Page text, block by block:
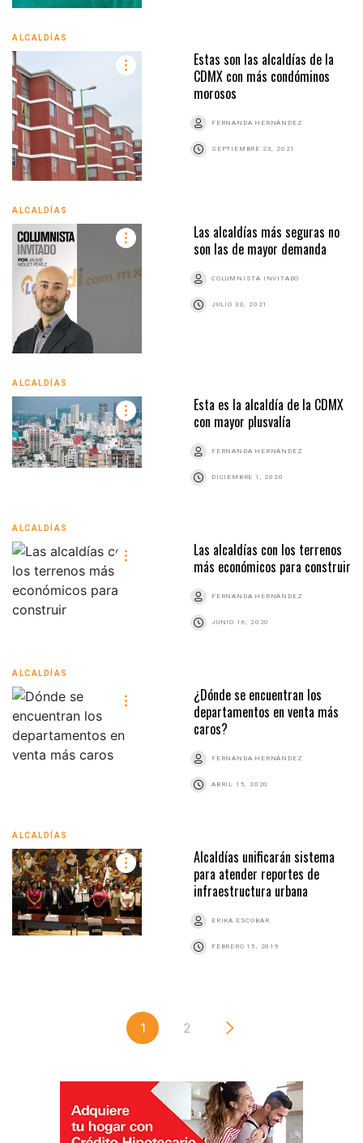
ALCALDÍAS
Estas son las alcaldías de la
CDMX con más condóminos
morosos
FERNANDA HERNÁNDEZ
SEPTIEMBRE 23, 2021
ALCALDÍAS
Las alcaldías más seguras no
son las de mayor demanda
COLUMNISTA INVITADO
JULIO 30, 2021
ALCALDÍAS
Esta es la alcaldía de la CDMX
con mayor plusvalía
FERNANDA HERNÁNDEZ
DICIEMBRE 1, 2020
ALCALDÍAS
Las alcaldías con los terrenos
más económicos para construir
FERNANDA HERNÁNDEZ
JUNIO 16, 2020
ALCALDÍAS
¿Dónde se encuentran los
departamentos en venta más
caros?
FERNANDA HERNÁNDEZ
ABRIL 15, 2020
ALCALDÍAS
Alcaldías unificarán sistema
para atender reportes de
infraestructura urbana
ERIKA ESCOBAR
FEBRERO 15, 2019
1 2